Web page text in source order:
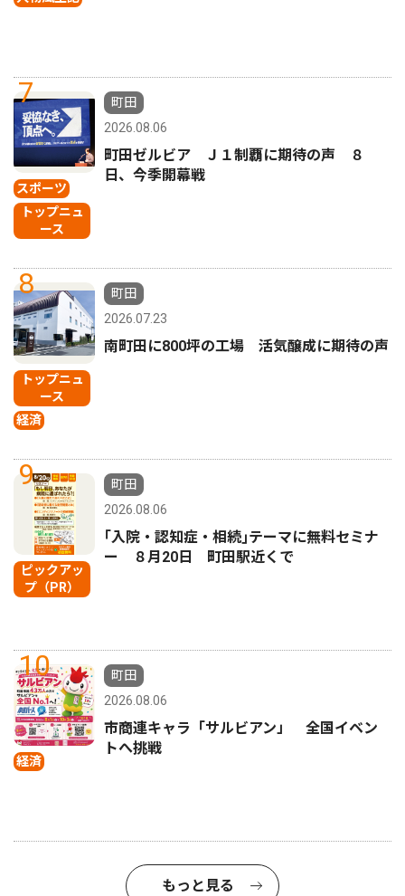
7
スポーツ
トップニュ
ース
町田
2026.08.06
町田ゼルビア Ｊ１制覇に期待の声 ８
日、今季開幕戦
8
トップニュ
ース
経済
町田
2026.07.23
南町田に800坪の工場 活気醸成に期待の声
9
ピックアッ
プ（PR）
町田
2026.08.06
｢入院・認知症・相続｣テーマに無料セミナ
ー ８月20日 町田駅近くで
10
経済
町田
2026.08.06
市商連キャラ「サルビアン」 全国イベン
トへ挑戦
もっと見る